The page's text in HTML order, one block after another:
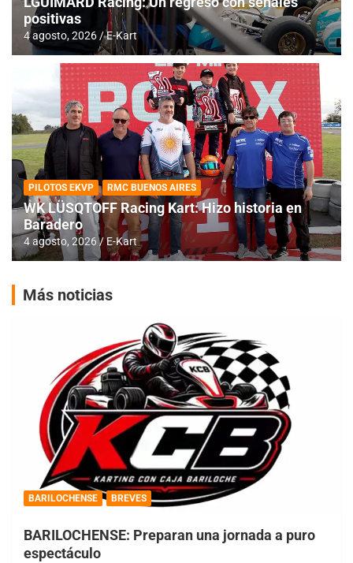
positivas
4 agosto, 2026 E-Kart
PILOTOS EKVP RMC BUENOS AIRES
WK LÜSQTOFF Racing Kart: Hizo historia en
Baradero
4 agosto, 2026 E-Kart
Más noticias
BARILOCHENSE BREVES
BARILOCHENSE: Preparan una jornada a puro
espectáculo